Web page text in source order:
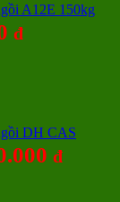
A12E 150kg
đ
DH CAS
đ